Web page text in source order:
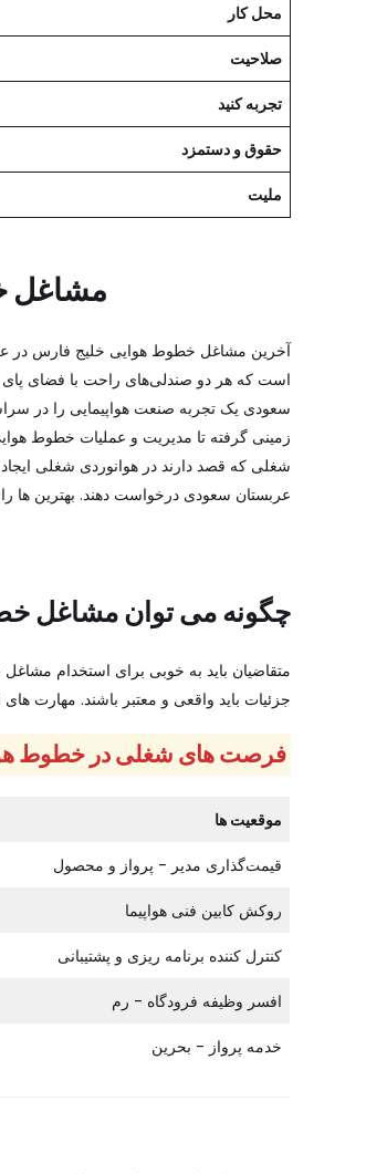
محل کار
صلاحیت
تجربه کنید
حقوق و دستمزد
ملیت
مشاغل
است که هر دو صندلی‌های راحت با فضای
سعودی یک تجربه صنعت هواپیمایی را در
زمینی گرفته تا مدیریت و عملیات خطوط
شغلی که قصد دارند در هوانوردی شغلی
عربستان سعودی درخواست دهند. بهترین ها
چگونه می توان مشاغل
متقاضیان باید به خوبی برای استخدام
جزئیات باید واقعی و معتبر باشند. مهارت
فرصت های شغلی در خطوط
موقعیت ها
قیمت‌گذاری مدیر - پرواز و محصول
روکش کابین فنی هواپیما
کنترل کننده برنامه ریزی و پشتیبانی
افسر وظیفه فرودگاه - رم
خدمه پرواز - بحرین